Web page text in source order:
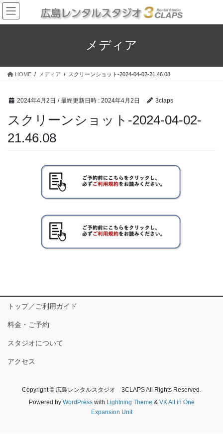
コ
ン
テ
ス
ナ
ビ
ゲ
ン
メディア
HOME メディア スクリーンショット-2024-04-02-21.46.08
2024年4月2日 / 最終更新日時 : 2024年4月2日 3claps
スクリーンショット-2024-04-02-
21.46.08
トップ／ご利用ガイド
料金・ご予約
スタジオについて
アクセス
Copyright © 広島レンタルスタジオ 3CLAPS All Rights Reserved.
Powered by WordPresswith Lightning Theme & VK All in One
Expansion Unit